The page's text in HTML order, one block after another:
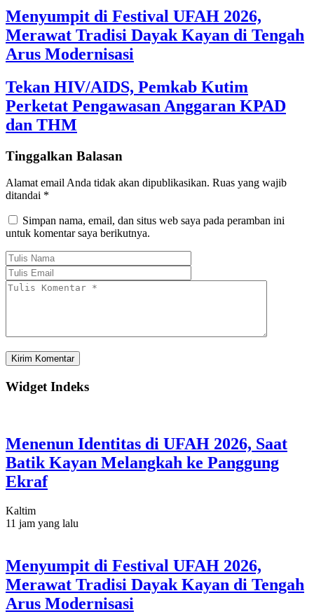
Menyumpit di Festival UFAH 2026,
Merawat Tradisi Dayak Kayan di Tengah
Arus Modernisasi
Tekan HIV/AIDS, Pemkab Kutim
Perketat Pengawasan Anggaran KPAD
dan THM
Tinggalkan Balasan
Alamat email Anda tidak akan dipublikasikan. Ruas yang wajib
ditandai *
Simpan nama, email, dan situs web saya pada peramban ini
untuk komentar saya berikutnya.
Widget Indeks
Menenun Identitas di UFAH 2026, Saat
Batik Kayan Melangkah ke Panggung
Ekraf
Kaltim
11 jam yang lalu
Menyumpit di Festival UFAH 2026,
Merawat Tradisi Dayak Kayan di Tengah
Arus Modernisasi